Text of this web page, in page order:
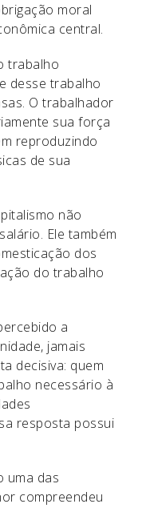
moral
central.
trabalho
desse trabalho
O trabalhador
sua força
reproduzindo
de sua
não
Ele também
dos
do trabalho
a
jamais
decisiva: quem
necessário à
resposta possui
uma das
compreendeu